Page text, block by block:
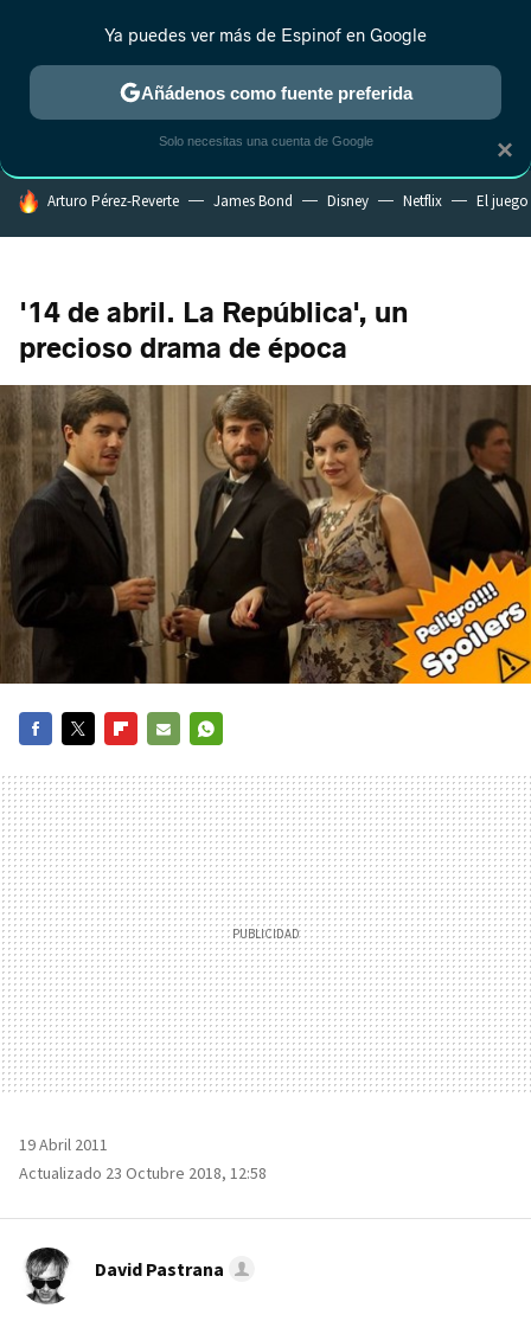
ESTRENOS REALITY ANIME RANKINGS CINE
HOY SE HABLA DE
Arturo Pérez-Reverte James Bond Disney Netflix El
'14 de abril. La República', un
precioso drama de época
MAIL
19 Abril 2011
Actualizado 23 Octubre 2018, 12:58
David Pastrana
×
Ya puedes ver más de Espinof en Google
Añádenos como fuente preferida
Solo necesitas una cuenta de Google